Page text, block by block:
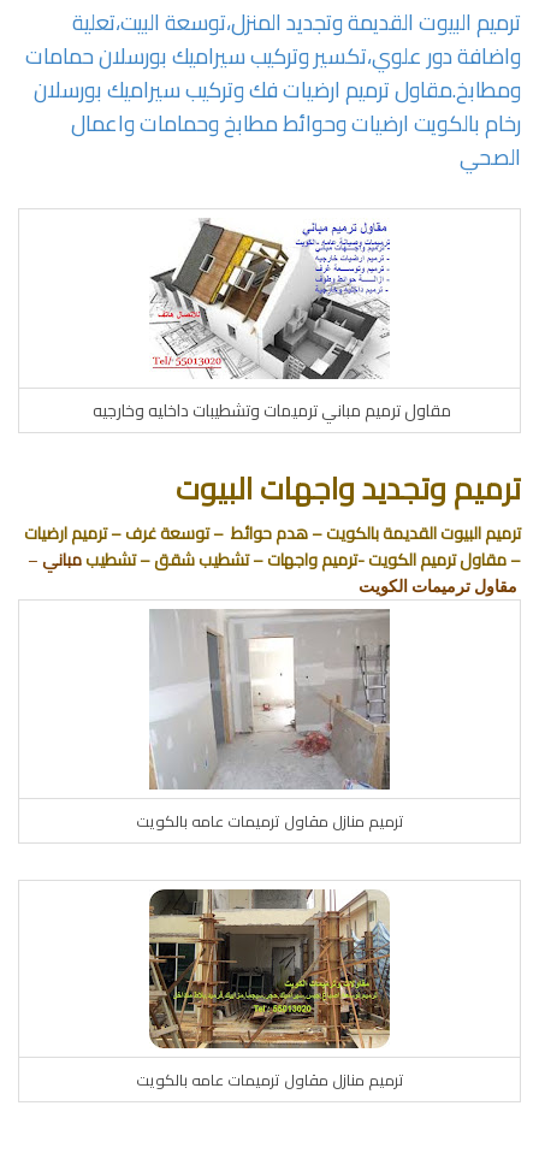
ترميم البيوت القديمة وتجديد المنزل،توسعة البيت،تعلية
واضافة دور علوي،تكسير وتركيب سيراميك بورسلان حمامات
ومطابخ.مقاول ترميم ارضيات فك وتركيب سيراميك بورسلان
رخام بالكويت ارضيات وحوائط مطابخ وحمامات واعمال
الصحي
مقاول ترميم مباني ترميمات وتشطيبات داخليه وخارجيه
ترميم وتجديد واجهات البيوت
ترميم البيوت القديمة بالكويت – هدم حوائط – توسعة غرف – ترميم ارضيات
– مقاول ترميم الكويت -ترميم واجهات – تشطيب شقق – تشطيبمباني–
مقاول ترميمات الكويت
ترميم منازل مقاول ترميمات عامه بالكويت
ترميم منازل مقاول ترميمات عامه بالكويت